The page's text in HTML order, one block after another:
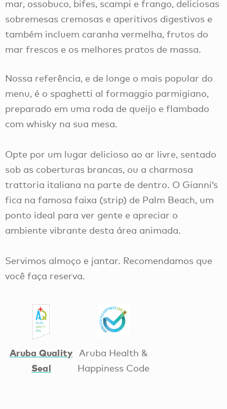
mar, ossobuco, bifes, scampi e frango, deliciosas
sobremesas cremosas e aperitivos digestivos e
também incluem caranha vermelha, frutos do
mar frescos e os melhores pratos de massa.
Nossa referência, e de longe o mais popular do
menu, é o spaghetti al formaggio parmigiano,
preparado em uma roda de queijo e flambado
com whisky na sua mesa.
Opte por um lugar delicioso ao ar livre, sentado
sob as coberturas brancas, ou a charmosa
trattoria italiana na parte de dentro. O Gianni’s
fica na famosa faixa (strip) de Palm Beach, um
ponto ideal para ver gente e apreciar o
ambiente vibrante desta área animada.
Servimos almoço e jantar. Recomendamos que
você faça reserva.
Aruba Quality
Seal
Aruba Health &
Happiness Code